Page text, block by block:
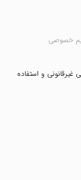
خصوصی
غیرقانونی و استفاده